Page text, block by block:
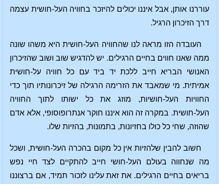
עוררנו אותן, אבל איננו יכולים להיזכר בחוויה העל-חושית עצמה
דרך הזיכרון הרגיל.
העובדה הזו מראה לנו שהחוויה העל-חושית היא משהו שונה
ממה שאנו חווים בחיים הרגילים. יש להדגיש שוב ושוב שהזיכרון
האנושי הבריא חייב ללכת יד ביד עם כל חוויה על-חושית
אמיתית. מי שמאבד את הזרימה הרגילה של זיכרונותיו תוך כדי
החוויות העל-חושיות, מוזג את כל ישותו לתוך החוויה
העל-חושית. במקרה זה הוא איננו חוקר אנתרופוסופי, אלא אדם
שהוזה, שחי כל כולו בחזיונות, בתמונות, בהזיות שלו.
חשוב להבין שלהזיות אין כל מקום בהכרה העל-חושית, ושכל
מה שנחווה בעולם העל-חושי חייב להתקיים לצד חיי נפש
בריאים בחיים הרגילים. את זאת עלינו לזכור תמיד, אם ברצוננו